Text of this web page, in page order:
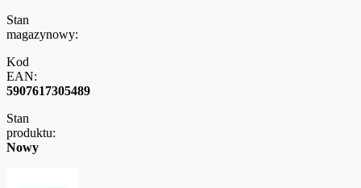
Stan
magazynowy:
Kod
EAN:
5907617305489
Stan
produktu:
Nowy